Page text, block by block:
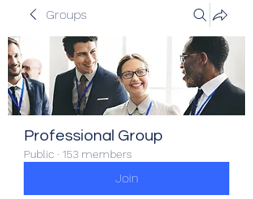
Groups
Professional Group
Public · 153 members
Join